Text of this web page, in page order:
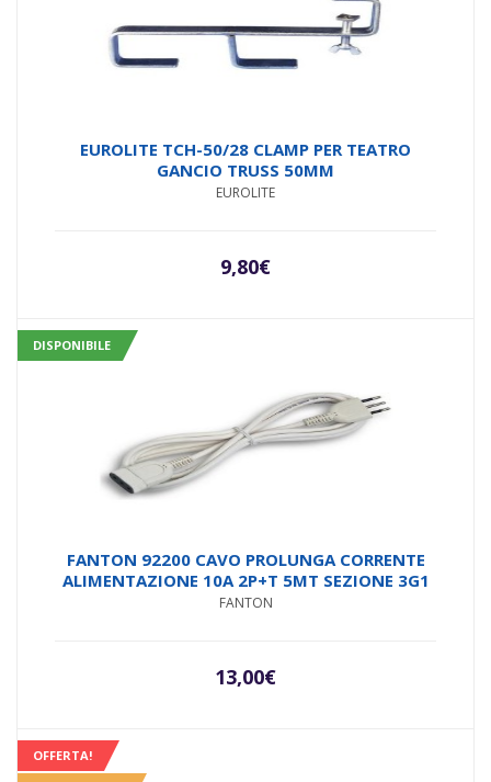
EUROLITE TCH-50/28 CLAMP PER TEATRO
GANCIO TRUSS 50MM
EUROLITE
9,80€
DISPONIBILE
FANTON 92200 CAVO PROLUNGA CORRENTE
ALIMENTAZIONE 10A 2P+T 5MT SEZIONE 3G1
FANTON
13,00€
OFFERTA!